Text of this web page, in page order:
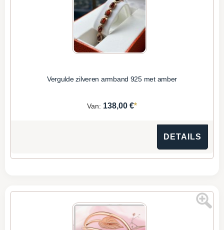
Vergulde zilveren armband 925 met amber
Van: 138,00 €*
DETAILS